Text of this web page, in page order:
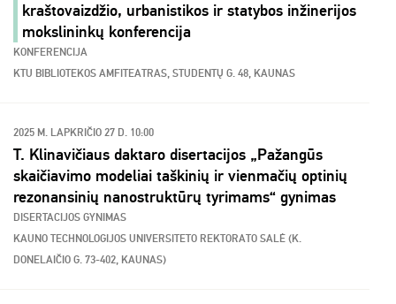
kraštovaizdžio, urbanistikos ir statybos inžinerijos
mokslininkų konferencija
KONFERENCIJA
KTU BIBLIOTEKOS AMFITEATRAS, STUDENTŲ G. 48, KAUNAS
2025 M. LAPKRIČIO 27 D. 10:00
T. Klinavičiaus daktaro disertacijos „Pažangūs
skaičiavimo modeliai taškinių ir vienmačių optinių
rezonansinių nanostruktūrų tyrimams“ gynimas
DISERTACIJOS GYNIMAS
KAUNO TECHNOLOGIJOS UNIVERSITETO REKTORATO SALĖ (K.
DONELAIČIO G. 73-402, KAUNAS)